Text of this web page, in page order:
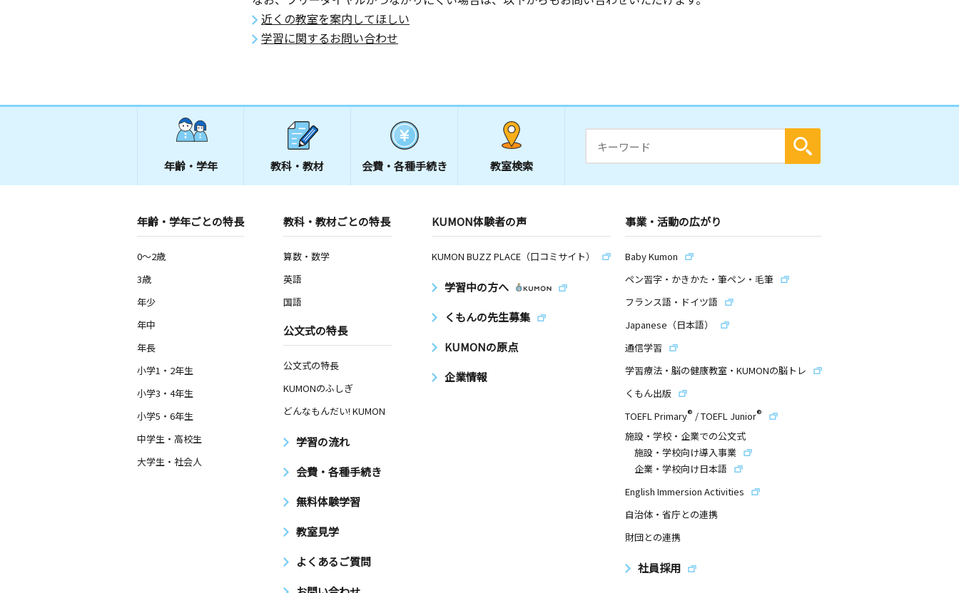
近くの教室を案内してほしい
学習に関するお問い合わせ
年齢・学年 教科・教材 会費・ 各種手続き 教室検索
年齢・学年ごとの特長
0～2歳
3歳
年少
年中
年長
小学1・2年生
小学3・4年生
小学5・6年生
中学生・高校生
大学生・社会人
教科・教材ごとの特長
算数・数学
英語
国語
公文式の特長
公文式の特長
KUMONのふしぎ
どんなもんだい! KUMON
学習の流れ
会費・各種手続き
無料体験学習
教室見学
よくあるご質問
KUMON体験者の声
KUMON BUZZ PLACE（口コミサイト）
学習中の方へ
くもんの先生募集
KUMONの原点
企業情報
事業・活動の広がり
Baby Kumon
ペン習字・かきかた・筆ペン・毛筆
フランス語・ドイツ語
Japanese（日本語）
通信学習
学習療法・脳の健康教室・KUMONの脳トレ
くもん出版
TOEFL Primary® /TOEFL Junior®
施設・学校・企業での公文式
施設・学校向け導入事業
企業・学校向け日本語
English Immersion Activities
自治体・省庁との連携
財団との連携
社員採用